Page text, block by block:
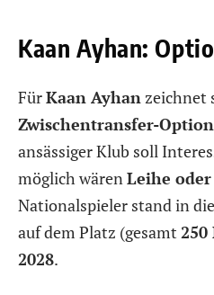
Kaan Ayhan:
FürKaan Ayhanzeichnet
Zwischentransfer-Option
ansässiger Klub soll
möglich wärenLeihe
Nationalspieler stand in
auf dem Platz (gesamt
2028.